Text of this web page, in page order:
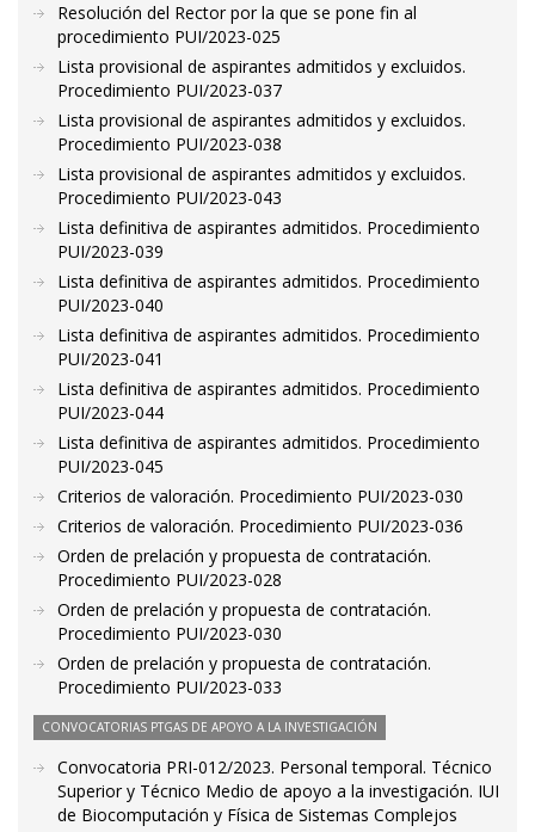
Resolución del Rector por la que se pone fin al
procedimiento PUI/2023-025
Lista provisional de aspirantes admitidos y excluidos.
Procedimiento PUI/2023-037
Lista provisional de aspirantes admitidos y excluidos.
Procedimiento PUI/2023-038
Lista provisional de aspirantes admitidos y excluidos.
Procedimiento PUI/2023-043
Lista definitiva de aspirantes admitidos. Procedimiento
PUI/2023-039
Lista definitiva de aspirantes admitidos. Procedimiento
PUI/2023-040
Lista definitiva de aspirantes admitidos. Procedimiento
PUI/2023-041
Lista definitiva de aspirantes admitidos. Procedimiento
PUI/2023-044
Lista definitiva de aspirantes admitidos. Procedimiento
PUI/2023-045
Criterios de valoración. Procedimiento PUI/2023-030
Criterios de valoración. Procedimiento PUI/2023-036
Orden de prelación y propuesta de contratación.
Procedimiento PUI/2023-028
Orden de prelación y propuesta de contratación.
Procedimiento PUI/2023-030
Orden de prelación y propuesta de contratación.
Procedimiento PUI/2023-033
CONVOCATORIAS PTGAS DE APOYO A LA INVESTIGACIÓN
Convocatoria PRI-012/2023. Personal temporal. Técnico
Superior y Técnico Medio de apoyo a la investigación. IUI
de Biocomputación y Física de Sistemas Complejos